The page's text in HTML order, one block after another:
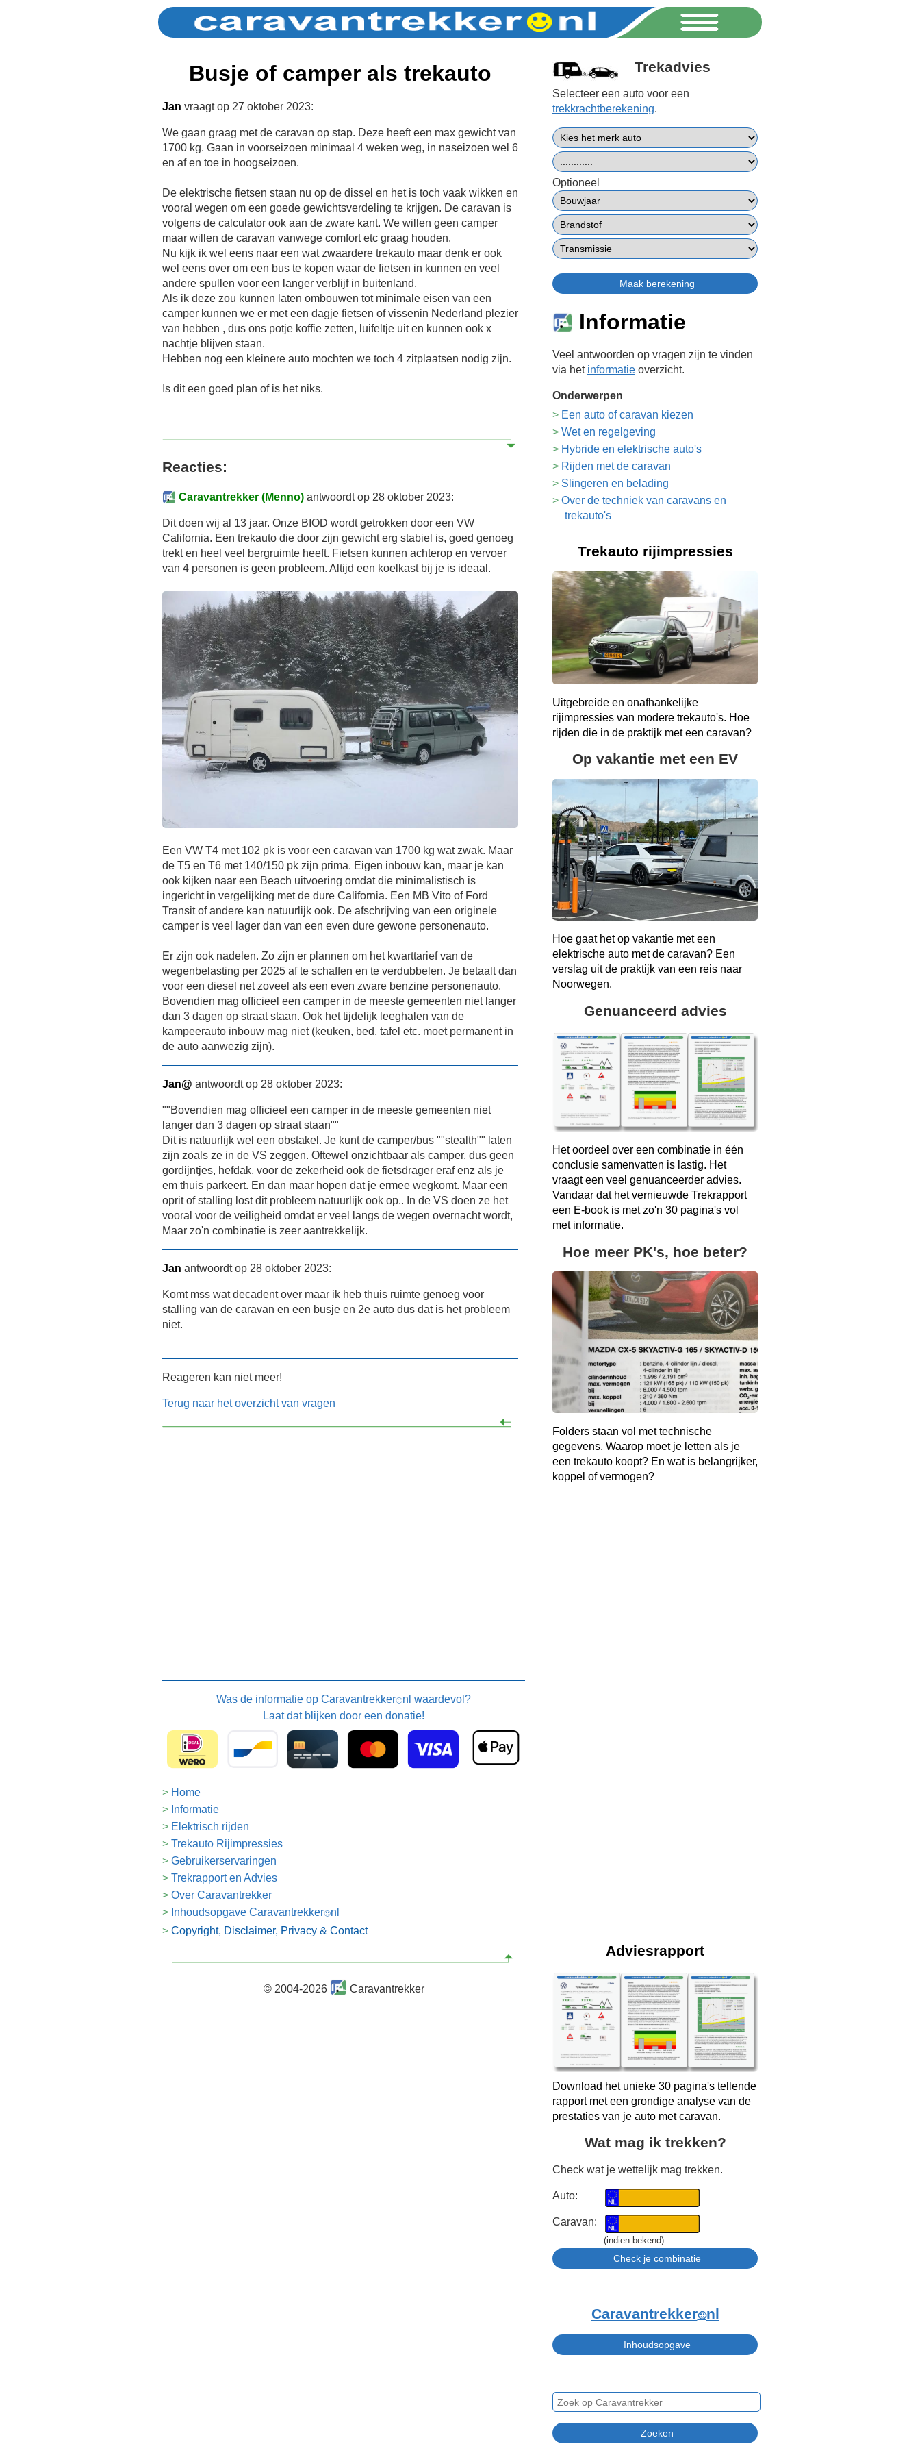
Busje of camper als trekauto
Jan vraagt op 27 oktober 2023:
We gaan graag met de caravan op stap. Deze heeft een max gewicht van
1700 kg. Gaan in voorseizoen minimaal 4 weken weg, in naseizoen wel 6
en af en toe in hoogseizoen.
De elektrische fietsen staan nu op de dissel en het is toch vaak wikken en
vooral wegen om een goede gewichtsverdeling te krijgen. De caravan is
volgens de calculator ook aan de zware kant. We willen geen camper
maar willen de caravan vanwege comfort etc graag houden.
Nu kijk ik wel eens naar een wat zwaardere trekauto maar denk er ook
wel eens over om een bus te kopen waar de fietsen in kunnen en veel
andere spullen voor een langer verblijf in buitenland.
Als ik deze zou kunnen laten ombouwen tot minimale eisen van een
camper kunnen we er met een dagje fietsen of vissenin Nederland plezier
van hebben , dus ons potje koffie zetten, luifeltje uit en kunnen ook x
nachtje blijven staan.
Hebben nog een kleinere auto mochten we toch 4 zitplaatsen nodig zijn.
Is dit een goed plan of is het niks.
Reacties:
Caravantrekker (Menno) antwoordt op 28 oktober 2023:
Dit doen wij al 13 jaar. Onze BIOD wordt getrokken door een VW
California. Een trekauto die door zijn gewicht erg stabiel is, goed genoeg
trekt en heel veel bergruimte heeft. Fietsen kunnen achterop en vervoer
van 4 personen is geen probleem. Altijd een koelkast bij je is ideaal.
Een VW T4 met 102 pk is voor een caravan van 1700 kg wat zwak. Maar
de T5 en T6 met 140/150 pk zijn prima. Eigen inbouw kan, maar je kan
ook kijken naar een Beach uitvoering omdat die minimalistisch is
ingericht in vergelijking met de dure California. Een MB Vito of Ford
Transit of andere kan natuurlijk ook. De afschrijving van een originele
camper is veel lager dan van een even dure gewone personenauto.
Er zijn ook nadelen. Zo zijn er plannen om het kwarttarief van de
wegenbelasting per 2025 af te schaffen en te verdubbelen. Je betaalt dan
voor een diesel net zoveel als een even zware benzine personenauto.
Bovendien mag officieel een camper in de meeste gemeenten niet langer
dan 3 dagen op straat staan. Ook het tijdelijk leeghalen van de
kampeerauto inbouw mag niet (keuken, bed, tafel etc. moet permanent in
de auto aanwezig zijn).
Jan@ antwoordt op 28 oktober 2023:
""Bovendien mag officieel een camper in de meeste gemeenten niet
langer dan 3 dagen op straat staan""
Dit is natuurlijk wel een obstakel. Je kunt de camper/bus ""stealth"" laten
zijn zoals ze in de VS zeggen. Oftewel onzichtbaar als camper, dus geen
gordijntjes, hefdak, voor de zekerheid ook de fietsdrager eraf enz als je
em thuis parkeert. En dan maar hopen dat je ermee wegkomt. Maar een
oprit of stalling lost dit probleem natuurlijk ook op.. In de VS doen ze het
vooral voor de veiligheid omdat er veel langs de wegen overnacht wordt,
Maar zo'n combinatie is zeer aantrekkelijk.
Jan antwoordt op 28 oktober 2023:
Komt mss wat decadent over maar ik heb thuis ruimte genoeg voor
stalling van de caravan en een busje en 2e auto dus dat is het probleem
niet.
Reageren kan niet meer!
Terug naar het overzicht van vragen
Trekadvies
Selecteer een auto voor een
trekkrachtberekening.
Optioneel
Informatie
Veel antwoorden op vragen zijn te vinden
via het informatie overzicht.
Onderwerpen
Een auto of caravan kiezen
Wet en regelgeving
Hybride en elektrische auto's
Rijden met de caravan
Slingeren en belading
Over de techniek van caravans en
trekauto's
Trekauto rijimpressies
Uitgebreide en onafhankelijke
rijimpressies van modere trekauto's. Hoe
rijden die in de praktijk met een caravan?
Op vakantie met een EV
Hoe gaat het op vakantie met een
elektrische auto met de caravan? Een
verslag uit de praktijk van een reis naar
Noorwegen.
Genuanceerd advies
Het oordeel over een combinatie in één
conclusie samenvatten is lastig. Het
vraagt een veel genuanceerder advies.
Vandaar dat het vernieuwde Trekrapport
een E-book is met zo'n 30 pagina's vol
met informatie.
Hoe meer PK's, hoe beter?
Folders staan vol met technische
gegevens. Waarop moet je letten als je
een trekauto koopt? En wat is belangrijker,
koppel of vermogen?
Adviesrapport
Download het unieke 30 pagina's tellende
rapport met een grondige analyse van de
prestaties van je auto met caravan.
Wat mag ik trekken?
Check wat je wettelijk mag trekken.
Auto:
Caravan:
(indien bekend)
Caravantrekker🙂nl
Was de informatie op Caravantrekker🙂nl waardevol?
Laat dat blijken door een donatie!
Home
Informatie
Elektrisch rijden
Trekauto Rijimpressies
Gebruikerservaringen
Trekrapport en Advies
Over Caravantrekker
Inhoudsopgave Caravantrekker🙂nl
Copyright, Disclaimer, Privacy & Contact
© 2004-2026 Caravantrekker